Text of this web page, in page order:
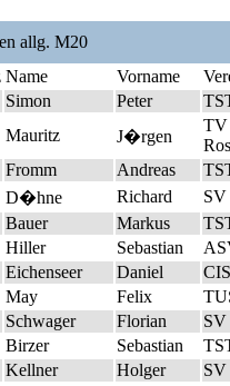
allg. M20
Name Vorname
Simon Peter
Mauritz J�rgen
TV
Fromm Andreas
D�hne Richard
SV
Bauer Markus
Hiller Sebastian
Eichenseer Daniel
May Felix
Schwager Florian
SV
Birzer Sebastian
Kellner Holger
SV